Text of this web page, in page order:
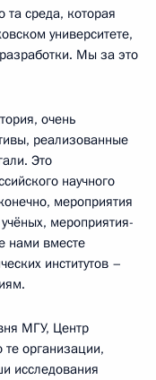
среда, которая
университете,
Мы за это
очень
реализованные
Это
научного
мероприятия
мероприятия-
нами вместе
институтов –
МГУ, Центр
те организации,
исследования